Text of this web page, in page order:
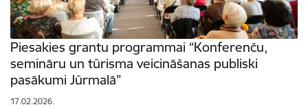
Piesakies grantu programmai “Konferenču,
semināru un tūrisma veicināšanas publiski
pasākumi Jūrmalā”
17.02.2026.